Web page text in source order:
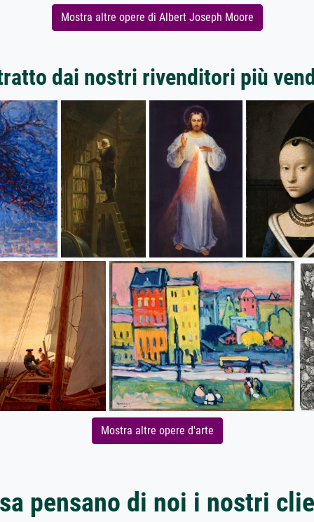
Mostra altre opere di Albert Joseph Moore
dai nostri rivenditori più
Mostra altre opere d'arte
pensano di noi i nostri